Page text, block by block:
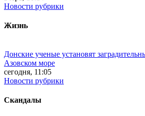
Новости рубрики
Жизнь
Донские ученые установят
Азовском море
сегодня, 11:05
Новости рубрики
Скандалы